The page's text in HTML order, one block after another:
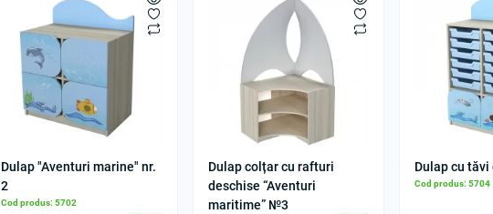
Dulap "Aventuri marine" nr.
2
Cod produs: 5702
Dulap colțar cu rafturi
deschise “Aventuri
maritime” №3
Dulap cu
Cod produs: 5704